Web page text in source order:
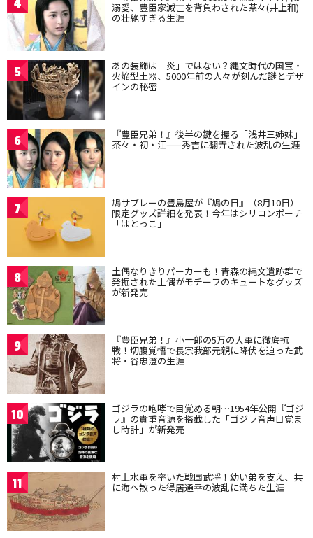
4 溺愛、豊臣家滅亡を背負わされた茶々(井上和)
の壮絶すぎる生涯
5 あの装飾は「炎」ではない？縄文時代の国宝・
火焔型土器、5000年前の人々が刻んだ謎とデザ
インの秘密
6 『豊臣兄弟！』後半の鍵を握る「浅井三姉妹」
茶々・初・江——秀吉に翻弄された波乱の生涯
7 鳩サブレーの豊島屋が『鳩の日』（8月10日）
限定グッズ詳細を発表！今年はシリコンポーチ
「はとっこ」
8 土偶なりきりパーカーも！青森の縄文遺跡群で
発掘された土偶がモチーフのキュートなグッズ
が新発売
9 『豊臣兄弟！』小一郎の5万の大軍に徹底抗
戦！切腹覚悟で長宗我部元親に降伏を迫った武
将・谷忠澄の生涯
10 ゴジラの咆哮で目覚める朝…1954年公開『ゴジ
ラ』の貴重音源を搭載した「ゴジラ音声目覚ま
し時計」が新発売
11 村上水軍を率いた戦国武将！幼い弟を支え、共
に海へ散った得居通幸の波乱に満ちた生涯